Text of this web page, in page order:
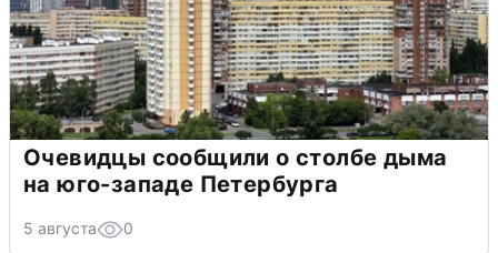
Очевидцы сообщили о столбе дыма
на юго-западе Петербурга
5 августа 0